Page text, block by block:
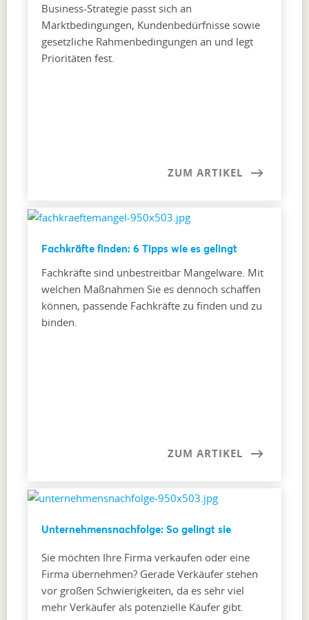
Business-Strategie passt sich an
Marktbedingungen, Kundenbedürfnisse sowie
gesetzliche Rahmenbedingungen an und legt
Prioritäten fest.
ZUM ARTIKEL
Fachkräfte finden: 6 Tipps wie es gelingt
Fachkräfte sind unbestreitbar Mangelware. Mit
welchen Maßnahmen Sie es dennoch schaffen
können, passende Fachkräfte zu finden und zu
binden.
ZUM ARTIKEL
Unternehmensnachfolge: So gelingt sie
Sie möchten Ihre Firma verkaufen oder eine
Firma übernehmen? Gerade Verkäufer stehen
vor großen Schwierigkeiten, da es sehr viel
mehr Verkäufer als potenzielle Käufer gibt.